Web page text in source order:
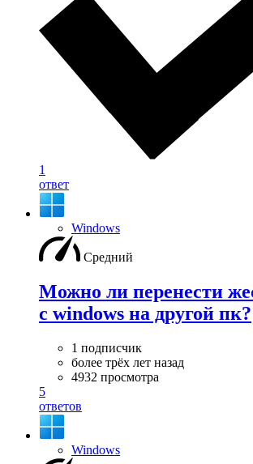
1
ответ
Windows
Средний
Можно ли перенести
с windows на другой пк?
1 подписчик
более трёх лет назад
4932 просмотра
5
ответов
Windows